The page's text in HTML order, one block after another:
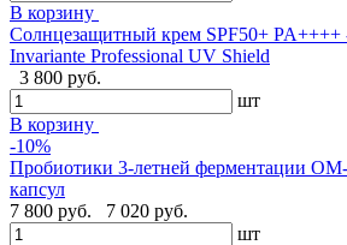
В корзину
Cолнцезащитный крем SPF50+ PA++++
Invariante Professional UV Shield
3 800 руб.
шт
В корзину
-10%
Пробиотики 3-летней ферментации
капсул
7 800 руб.
7 020 руб.
шт